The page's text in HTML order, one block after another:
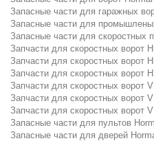
Запасные части для гаражных
Запасные части для
Запасные части для скоростных
Запчасти для скоростных ворот
Запчасти для скоростных ворот
Запчасти для скоростных ворот
Запчасти для скоростных ворот
Запчасти для скоростных ворот
Запчасти для скоростных ворот
Запасные части для пультов
Запасные части для дверей